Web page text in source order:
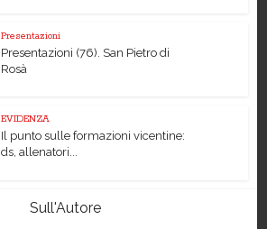
Presentazioni
Presentazioni (76). San Pietro di
Rosà
EVIDENZA
Il punto sulle formazioni vicentine:
ds, allenatori...
Sull'Autore